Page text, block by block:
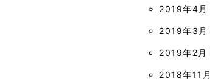
2019年4月
2019年3月
2019年2月
2018年11月